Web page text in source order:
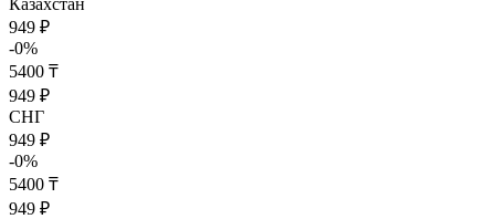
Казахстан
949 ₽
-0%
5400 ₸
949 ₽
СНГ
949 ₽
-0%
5400 ₸
949 ₽